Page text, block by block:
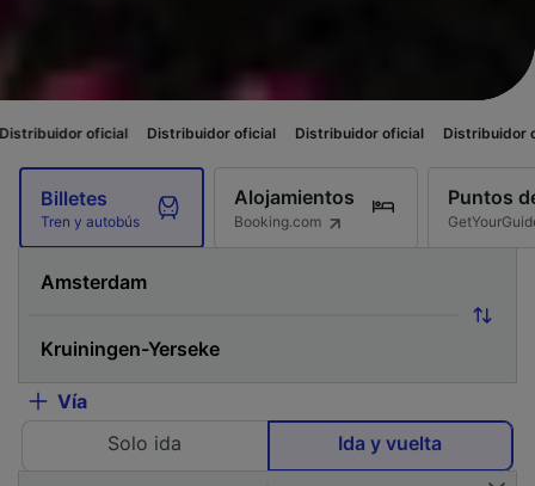
Distribuidor oficial Distribuidor oficial Distribuidor oficial
Billetes
Tren y autobús
Alojamientos
Booking.com
Puntos
Vía
Solo ida
Ida y vuelta